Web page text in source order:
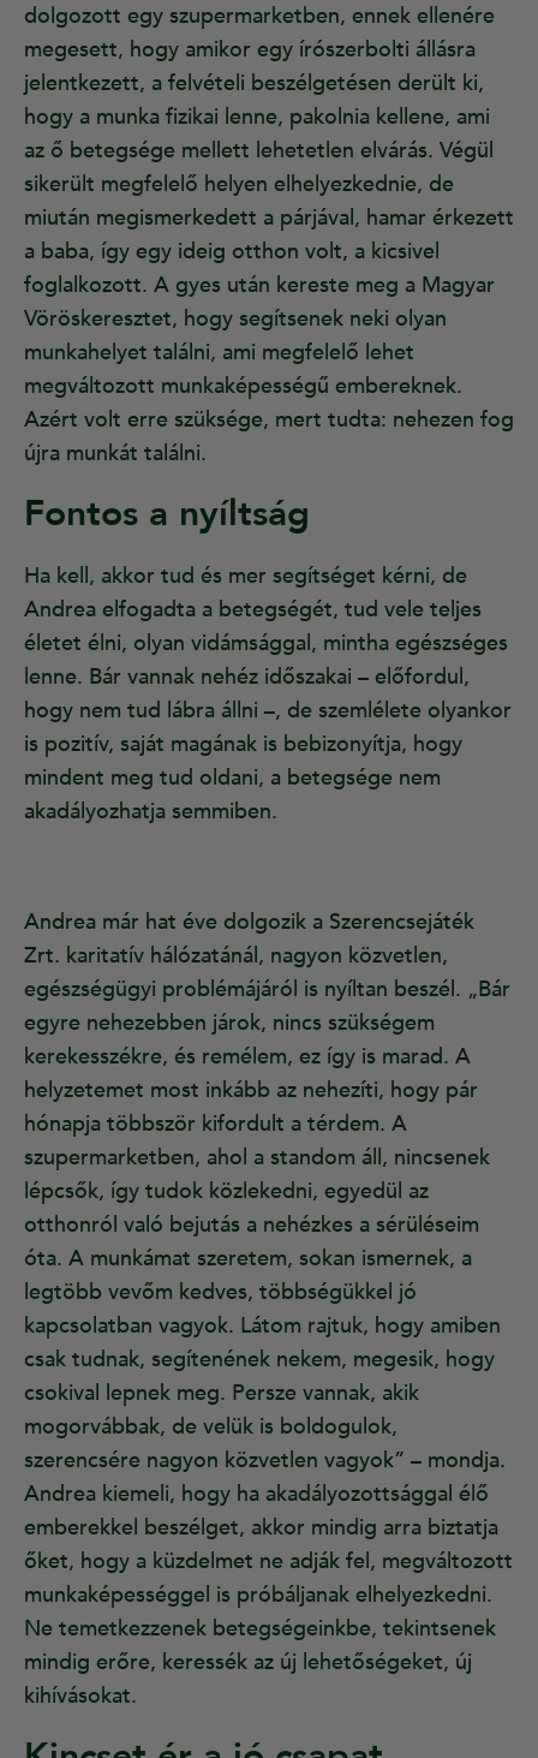
dolgozott egy szupermarketben, ennek ellenére
megesett, hogy amikor egy írószerbolti állásra
jelentkezett, a felvételi beszélgetésen derült ki,
hogy a munka fizikai lenne, pakolnia kellene, ami
az ő betegsége mellett lehetetlen elvárás. Végül
sikerült megfelelő helyen elhelyezkednie, de
miután megismerkedett a párjával, hamar érkezett
a baba, így egy ideig otthon volt, a kicsivel
foglalkozott. A gyes után kereste meg a Magyar
Vöröskeresztet, hogy segítsenek neki olyan
munkahelyet találni, ami megfelelő lehet
megváltozott munkaképességű embereknek.
Azért volt erre szüksége, mert tudta: nehezen fog
újra munkát találni.
Fontos a nyíltság
Ha kell, akkor tud és mer segítséget kérni, de
Andrea elfogadta a betegségét, tud vele teljes
életet élni, olyan vidámsággal, mintha egészséges
lenne. Bár vannak nehéz időszakai – előfordul,
hogy nem tud lábra állni –, de szemlélete olyankor
is pozitív, saját magának is bebizonyítja, hogy
mindent meg tud oldani, a betegsége nem
akadályozhatja semmiben.
Andrea már hat éve dolgozik a Szerencsejáték
Zrt. karitatív hálózatánál, nagyon közvetlen,
egészségügyi problémájáról is nyíltan beszél. „Bár
egyre nehezebben járok, nincs szükségem
kerekesszékre, és remélem, ez így is marad. A
helyzetemet most inkább az nehezíti, hogy pár
hónapja többször kifordult a térdem. A
szupermarketben, ahol a standom áll, nincsenek
lépcsők, így tudok közlekedni, egyedül az
otthonról való bejutás a nehézkes a sérüléseim
óta. A munkámat szeretem, sokan ismernek, a
legtöbb vevőm kedves, többségükkel jó
kapcsolatban vagyok. Látom rajtuk, hogy amiben
csak tudnak, segítenének nekem, megesik, hogy
csokival lepnek meg. Persze vannak, akik
mogorvábbak, de velük is boldogulok,
szerencsére nagyon közvetlen vagyok” – mondja.
Andrea kiemeli, hogy ha akadályozottsággal élő
emberekkel beszélget, akkor mindig arra biztatja
őket, hogy a küzdelmet ne adják fel, megváltozott
munkaképességgel is próbáljanak elhelyezkedni.
Ne temetkezzenek betegségeinkbe, tekintsenek
mindig erőre, keressék az új lehetőségeket, új
kihívásokat.